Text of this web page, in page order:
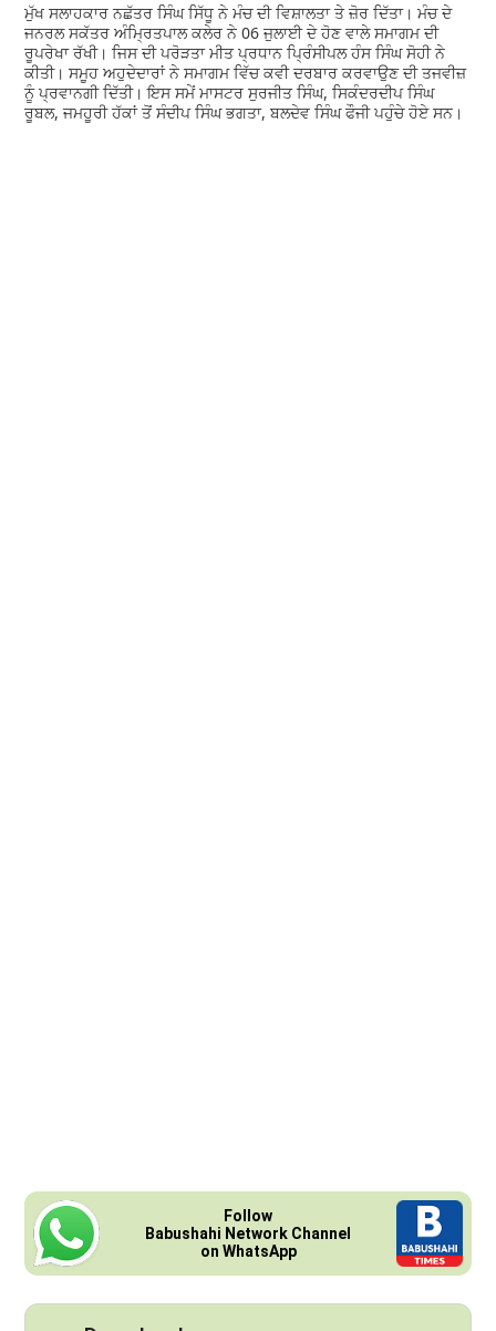
ਮੁੱਖ ਸਲਾਹਕਾਰ ਨਛੱਤਰ ਸਿੰਘ ਸਿੱਧੂ ਨੇ ਮੰਚ ਦੀ ਵਿਸ਼ਾਲਤਾ ਤੇ ਜ਼ੋਰ ਦਿੱਤਾ। ਮੰਚ ਦੇ
ਜਨਰਲ ਸਕੱਤਰ ਅੰਮ੍ਰਿਤਪਾਲ ਕਲੇਰ ਨੇ 06 ਜੁਲਾਈ ਦੇ ਹੋਣ ਵਾਲੇ ਸਮਾਗਮ ਦੀ
ਰੂਪਰੇਖਾ ਰੱਖੀ। ਜਿਸ ਦੀ ਪਰੋੜਤਾ ਮੀਤ ਪ੍ਰਧਾਨ ਪ੍ਰਿੰਸੀਪਲ ਹੰਸ ਸਿੰਘ ਸੋਹੀ ਨੇ
ਕੀਤੀ। ਸਮੂਹ ਅਹੁਦੇਦਾਰਾਂ ਨੇ ਸਮਾਗਮ ਵਿੱਚ ਕਵੀ ਦਰਬਾਰ ਕਰਵਾਉਣ ਦੀ ਤਜਵੀਜ਼
ਨੂੰ ਪ੍ਰਵਾਨਗੀ ਦਿੱਤੀ। ਇਸ ਸਮੇਂ ਮਾਸਟਰ ਸੁਰਜੀਤ ਸਿੰਘ, ਸਿਕੰਦਰਦੀਪ ਸਿੰਘ
ਰੂਬਲ, ਜਮਹੂਰੀ ਹੱਕਾਂ ਤੋਂ ਸੰਦੀਪ ਸਿੰਘ ਭਗਤਾ, ਬਲਦੇਵ ਸਿੰਘ ਫੌਜੀ ਪਹੁੰਚੇ ਹੋਏ ਸਨ।
Follow
Babushahi Network Channel
on WhatsApp